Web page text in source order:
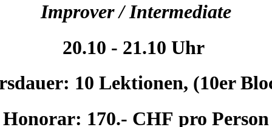
Improver / Intermediate
20.10 - 21.10 Uhr
10 Lektionen, (10er
Honorar: 170.- CHF pro Person